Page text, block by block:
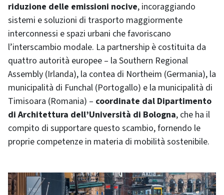
riduzione delle emissioni nocive, incoraggiando
sistemi e soluzioni di trasporto maggiormente
interconnessi e spazi urbani che favoriscano
l’interscambio modale. La partnership è costituita da
quattro autorità europee – la Southern Regional
Assembly (Irlanda), la contea di Northeim (Germania), la
municipalità di Funchal (Portogallo) e la municipalità di
Timisoara (Romania) – coordinate dal Dipartimento
di Architettura dell’Università di Bologna, che ha il
compito di supportare questo scambio, fornendo le
proprie competenze in materia di mobilità sostenibile.